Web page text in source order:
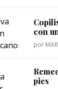
con
por
pies